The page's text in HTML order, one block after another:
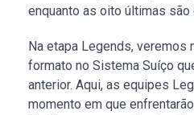
enquanto as oito últimas
Na etapa Legends, veremos
formato no Sistema Suíço
anterior. Aqui, as equipes
momento em que